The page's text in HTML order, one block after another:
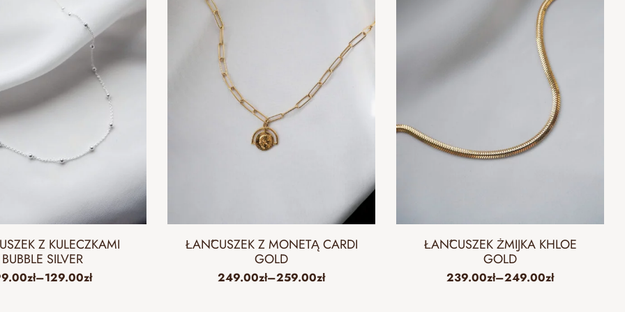
Z KULECZKAMI
BUBBLE SILVER
zł–129.00zł
ŁAŃCUSZEK Z MONETĄ CARDI
GOLD
249.00zł–259.00zł
ŁAŃCUSZEK ŻMIJKA KHLOE
GOLD
239.00zł–249.00zł